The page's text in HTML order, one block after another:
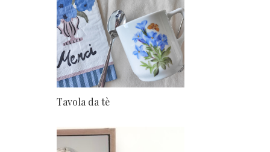
Tavola da tè